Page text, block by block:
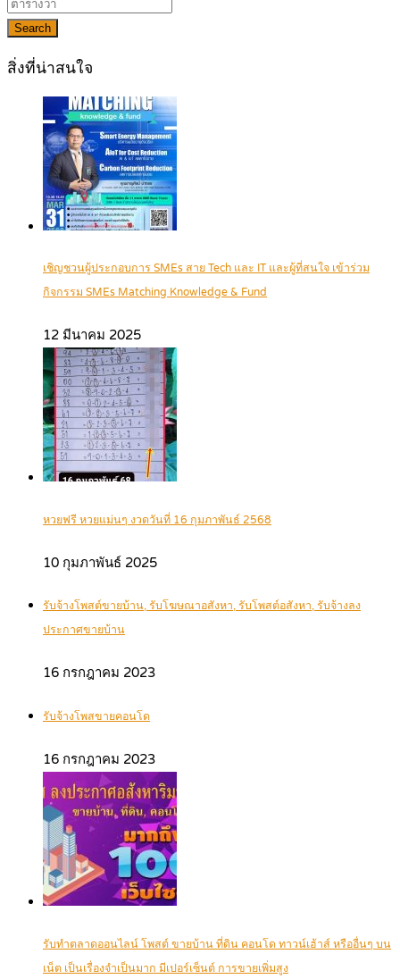
Search
สิ่งที่น่าสนใจ
เชิญชวนผู้ประกอบการ SMEs สาย Tech และ IT และผู้ที่สนใจ เข้าร่วม
กิจกรรม SMEs Matching Knowledge & Fund
12 มีนาคม 2025
หวยฟรี หวยแม่นๆ งวดวันที่ 16 กุมภาพันธ์ 2568
10 กุมภาพันธ์ 2025
รับจ้างโพสต์ขายบ้าน, รับโฆษณาอสังหา, รับโพสต์อสังหา, รับจ้างลง
ประกาศขายบ้าน
16 กรกฎาคม 2023
รับจ้างโพสขายคอนโด
16 กรกฎาคม 2023
รับทำตลาดออนไลน์ โพสต์ ขายบ้าน ที่ดิน คอนโด ทาวน์เฮ้าส์ หรืออื่นๆ บน
เน็ต เป็นเรื่องจำเป็นมาก มีเปอร์เซ็นต์ การขายเพิ่มสูง